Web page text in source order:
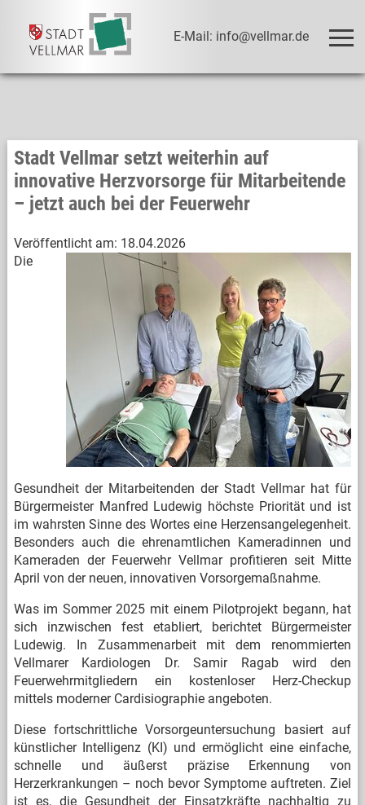
E-Mail: info@vellmar.de
Stadt Vellmar setzt weiterhin auf
innovative Herzvorsorge für Mitarbeitende
– jetzt auch bei der Feuerwehr
Veröffentlicht am: 18.04.2026
Die
Gesundheit der Mitarbeitenden der Stadt Vellmar hat für
Bürgermeister Manfred Ludewig höchste Priorität und ist
im wahrsten Sinne des Wortes eine Herzensangelegenheit.
Besonders auch die ehrenamtlichen Kameradinnen und
Kameraden der Feuerwehr Vellmar profitieren seit Mitte
April von der neuen, innovativen Vorsorgemaßnahme.
Was im Sommer 2025 mit einem Pilotprojekt begann, hat
sich inzwischen fest etabliert, berichtet Bürgermeister
Ludewig. In Zusammenarbeit mit dem renommierten
Vellmarer Kardiologen Dr. Samir Ragab wird den
Feuerwehrmitgliedern ein kostenloser Herz-Checkup
mittels moderner Cardisiographie angeboten.
Diese fortschrittliche Vorsorgeuntersuchung basiert auf
künstlicher Intelligenz (KI) und ermöglicht eine einfache,
schnelle und äußerst präzise Erkennung von
Herzerkrankungen – noch bevor Symptome auftreten. Ziel
ist es, die Gesundheit der Einsatzkräfte nachhaltig zu